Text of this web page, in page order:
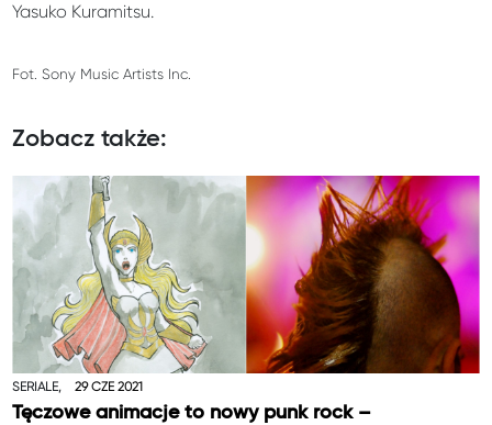
Yasuko Kuramitsu.
Fot. Sony Music Artists Inc.
Zobacz także:
SERIALE, 29 CZE 2021
Tęczowe animacje to nowy punk rock –